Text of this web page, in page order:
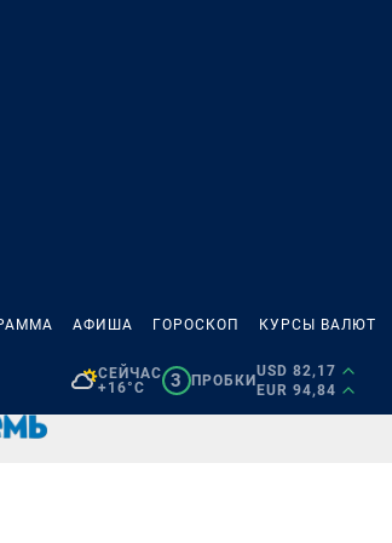
АФИША ГОРОСКОП КУРСЫ ВАЛЮТ
СЕЙЧАС
+16°C
3 ПРОБКИ
USD 82,17
EUR 94,84